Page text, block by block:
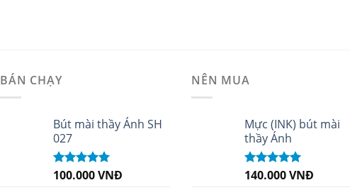
BÁN CHẠY
Bút mài thầy Ánh SH
027
Được xếp
100.000VNĐ
NÊN MUA
Mực (INK) bút mài
thầy Ánh
Được xếp
140.000VNĐ